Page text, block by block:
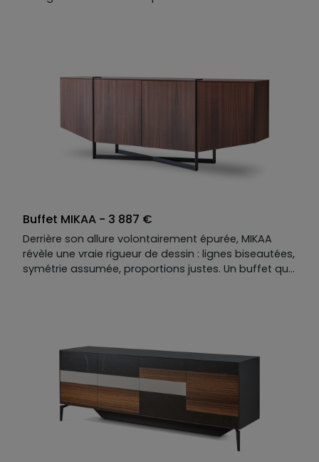
matières, finitions — Pixaa s’adapte à votre intérieur
Buffet MIKAA - 3 887 €
Derrière son allure volontairement épurée, MIKAA
révèle une vraie rigueur de dessin : lignes biseautées,
symétrie assumée, proportions justes. Un buffet qui
toute sa personnalité. MIKAA ne cherche pas à en
faire trop : il finit l’espace, l’équilibre… et s’impose
durablement comme une pièce de caractère.